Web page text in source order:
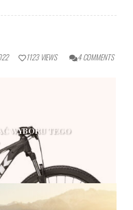
1123 VIEWS 4 COMMENTS
WYBORU TEGO